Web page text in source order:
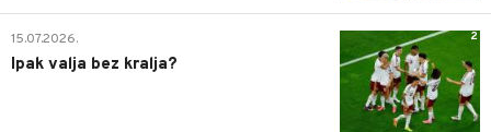
2
15.07.2026.
Ipak valja bez kralja?